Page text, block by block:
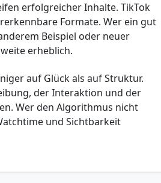
erfolgreicher Inhalte. TikTok
Formate. Wer ein gut
Beispiel oder neuer
erheblich.
auf Glück als auf Struktur.
der Interaktion und der
Wer den Algorithmus nicht
und Sichtbarkeit